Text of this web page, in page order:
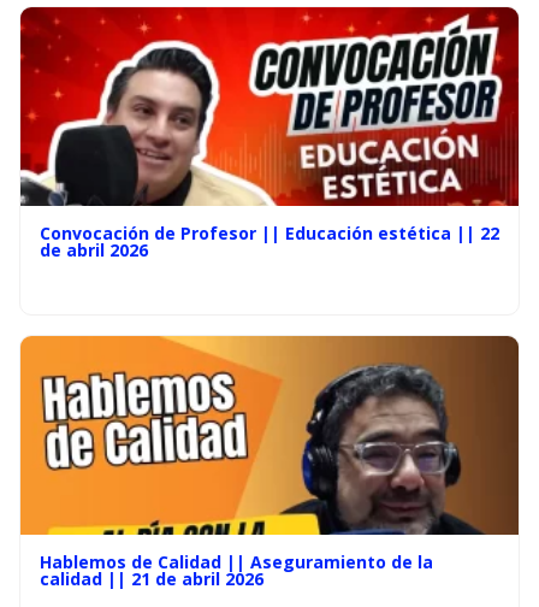
Convocación de Profesor || Educación estética || 22
de abril 2026
Hablemos de Calidad || Aseguramiento de la
calidad || 21 de abril 2026